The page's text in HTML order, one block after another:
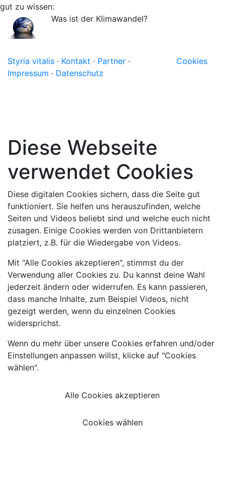
gut zu wissen:
Was ist der Klimawandel?
Styria vitalis · Kontakt · Partner ·
Impressum · Datenschutz
Cookies
Diese Webseite
verwendet Cookies
Diese digitalen Cookies sichern, dass die Seite gut
funktioniert. Sie helfen uns herauszufinden, welche
Seiten und Videos beliebt sind und welche euch nicht
zusagen. Einige Cookies werden von Drittanbietern
platziert, z.B. für die Wiedergabe von Videos.
Mit "Alle Cookies akzeptieren", stimmst du der
Verwendung aller Cookies zu. Du kannst deine Wahl
jederzeit ändern oder widerrufen. Es kann passieren,
dass manche Inhalte, zum Beispiel Videos, nicht
gezeigt werden, wenn du einzelnen Cookies
widersprichst.
Wenn du mehr über unsere Cookies erfahren und/oder
Einstellungen anpassen willst, klicke auf "Cookies
wählen".
Alle Cookies akzeptieren
Cookies wählen